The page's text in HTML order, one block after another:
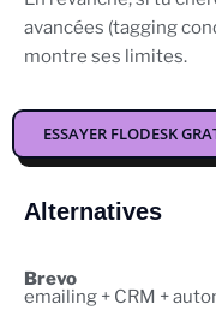
avancées (tagging
montre ses limites.
ESSAYER FLODESK
Alternatives
Brevo
emailing + CRM +